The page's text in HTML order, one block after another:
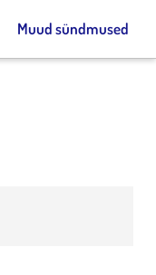
Muud sündmused